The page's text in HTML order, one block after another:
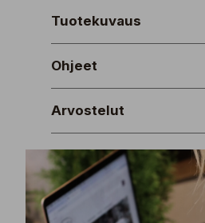
Tuotekuvaus
Ohjeet
Arvostelut